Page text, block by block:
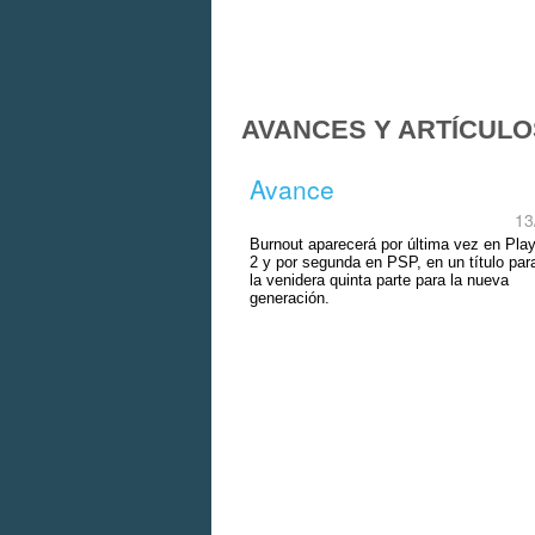
AVANCES Y
Avance
Burnout aparecerá por última vez en
2 y por segunda en PSP, en un título
la venidera quinta parte para la nueva
generación.